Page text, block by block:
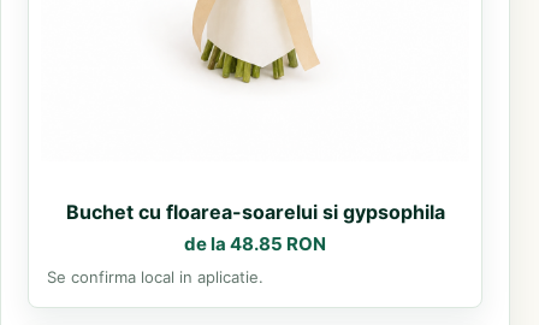
Buchet cu floarea-soarelui si gypsophila
de la 48.85 RON
Se confirma local in aplicatie.